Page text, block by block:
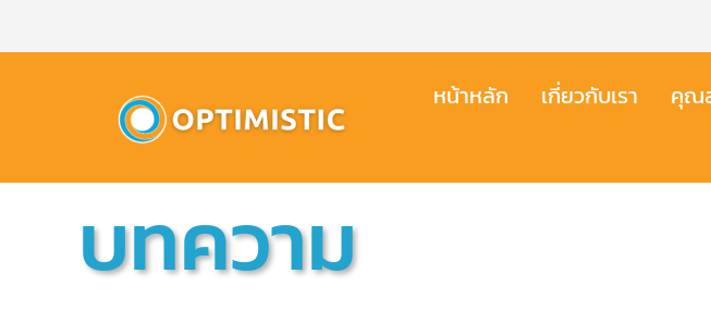
หน้าหลัก​ เกี่ยวกับเรา​ คุณ
บทความ